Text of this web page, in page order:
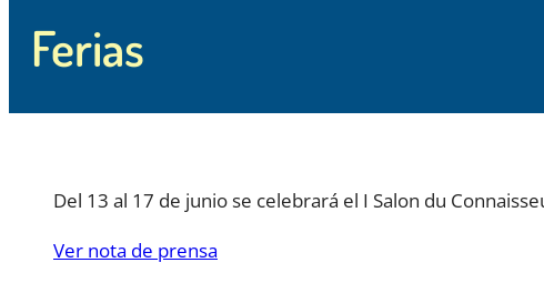
Ferias
Del 13 al 17 de junio se celebrará el I Salon du
Ver nota de prensa